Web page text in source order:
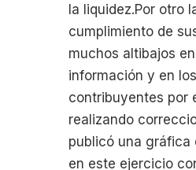
la liquidez.Por otro
cumplimiento de
muchos altibajos
información y en
contribuyentes por
realizando
publicó una gráfica
en este ejercicio